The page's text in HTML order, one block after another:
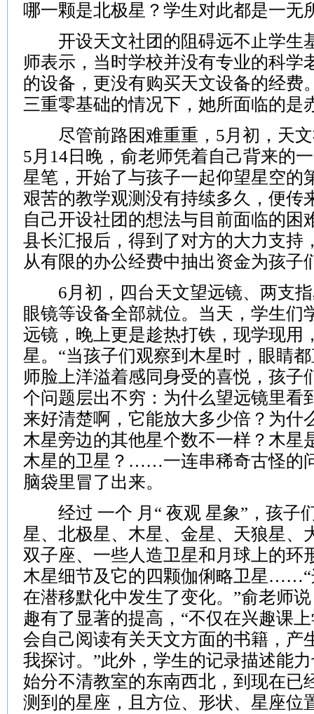
哪一颗是北极星？学生对此都是一无
开设天文社团的阻碍远不止学生
师表示，当时学校并没有专业的科学
的设备，更没有购买天文设备的经费
三重零基础的情况下，她所面临的是
尽管前路困难重重，5月初，天文
5月14日晚，俞老师凭着自己背来的
星笔，开始了与孩子一起仰望星空的
艰苦的教学观测没有持续多久，便传
自己开设社团的想法与目前面临的困
县长汇报后，得到了对方的大力支持
从有限的办公经费中抽出资金为孩子
6月初，四台天文望远镜、两支指
眼镜等设备全部就位。当天，学生们
远镜，晚上更是趁热打铁，现学现用
星。“当孩子们观察到木星时，眼睛
师脸上洋溢着感同身受的喜悦，孩子
个问题层出不穷：为什么望远镜里看
来好清楚啊，它能放大多少倍？为什
木星旁边的其他星个数不一样？木星
木星的卫星？……一连串稀奇古怪的
脑袋里冒了出来。
经过 一个 月“ 夜观 星象”，孩子
星、北极星、木星、金星、天狼星、
双子座、一些人造卫星和月球上的环
木星细节及它的四颗伽俐略卫星……“
在潜移默化中发生了变化。”俞老师
趣有了显著的提高，“不仅在兴趣课
会自己阅读有关天文方面的书籍，产
我探讨。”此外，学生的记录描述能
始分不清教室的东南西北，到现在已
测到的星座，且方位、形状、星座位